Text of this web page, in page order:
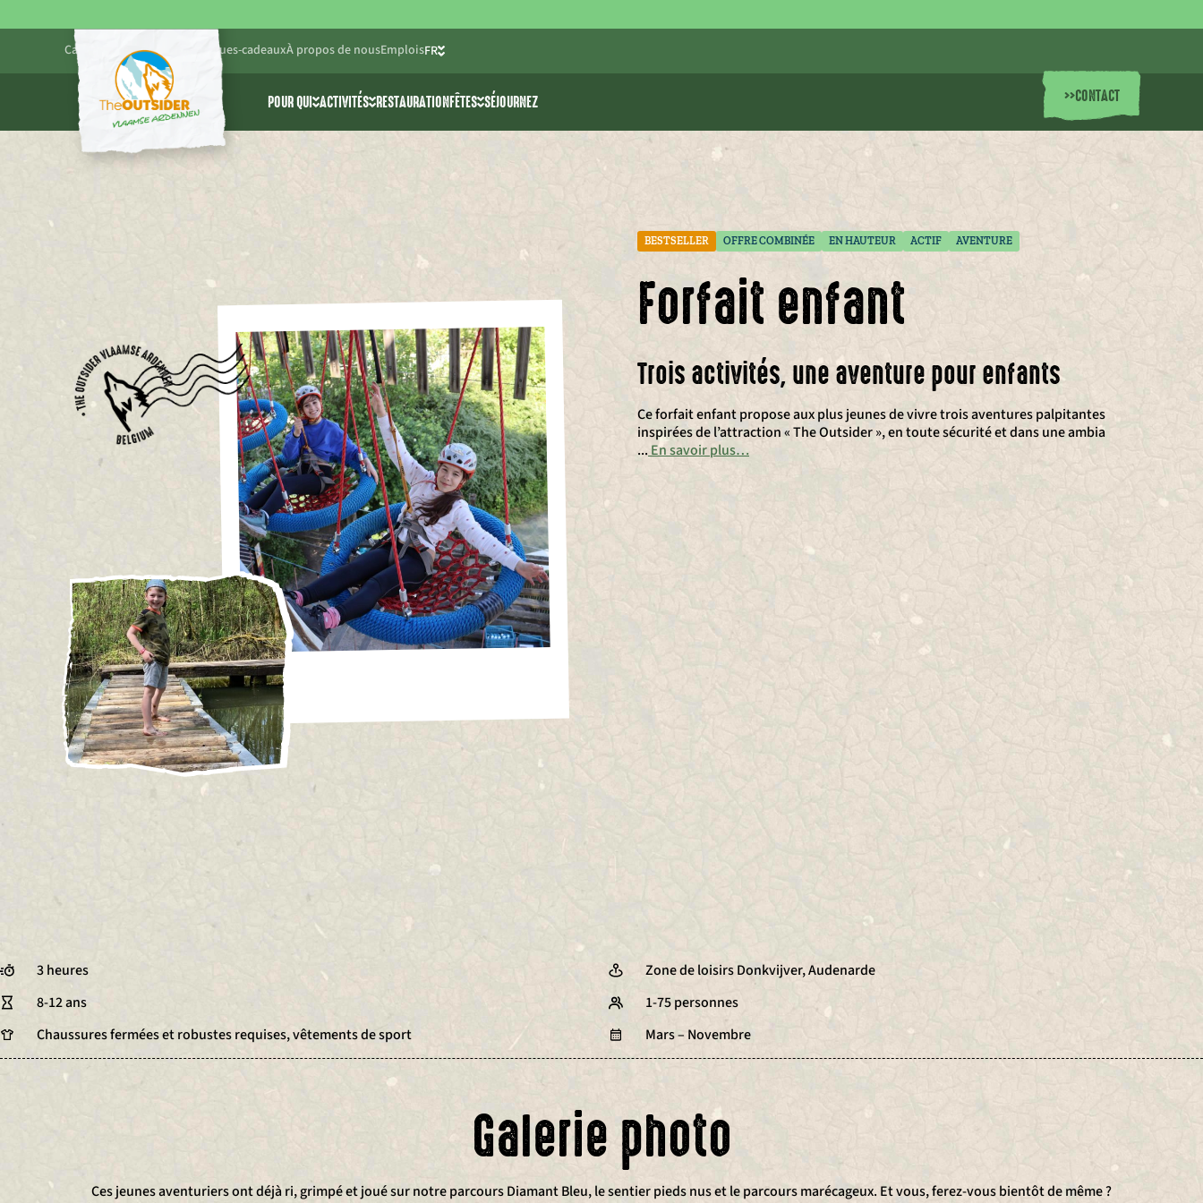
Calendrier BlogPratique Chèques-cadeauxÀ propos de nousEmploisFR
NL
EN
POUR QUI
Amis et famille
ACTIVITÉS
Toutes les activités
Cablepark >> ski nautique
RESTAURATIONFÊTES
Enterrements de vie de
SÉJOURNEZ >>CONTACT
BESTSELLER OFFRE COMBINÉE EN HAUTEUR ACTIF AVENTURE
Forfait enfant
Trois activités, une aventure pour enfants
Ce forfait enfant propose aux plus jeunes de vivre trois aventures palpitantes
inspirées de l’attraction « The Outsider », en toute sécurité et dans une ambia
... En savoir plus…
3 heures
Zone de loisirs Donkvijver, Audenarde
8-12 ans
1-75 personnes
Chaussures fermées et robustes requises, vêtements de sport
Mars – Novembre
Galerie photo
Ces jeunes aventuriers ont déjà ri, grimpé et joué sur notre parcours Diamant Bleu, le sentier pieds nus et le parcours marécageux. Et vous, ferez-vous bientôt de même ?